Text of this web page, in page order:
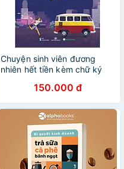
Chuyện sinh viên đương
nhiên hết tiền kèm chữ ký
150.000 đ